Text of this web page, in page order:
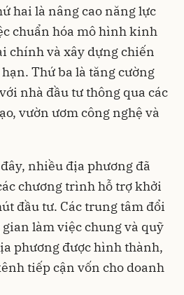
hai là nâng cao năng lực
chuẩn hóa mô hình kinh
chính và xây dựng chiến
Thứ ba là tăng cường
nhà đầu tư thông qua các
vườn ươm công nghệ và
nhiều địa phương đã
chương trình hỗ trợ khởi
đầu tư. Các trung tâm đổi
làm việc chung và quỹ
phương được hình thành,
tiếp cận vốn cho doanh